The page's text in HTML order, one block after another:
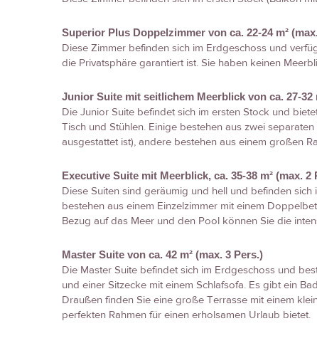
Superior Plus Doppelzimmer von ca. 22-24 m²
Diese Zimmer befinden sich im Erdgeschoss und
die Privatsphäre garantiert ist. Sie haben keinen
Junior Suite mit seitlichem Meerblick von ca. 27-32
Die Junior Suite befindet sich im ersten Stock und
Tisch und Stühlen. Einige bestehen aus zwei
ausgestattet ist), andere bestehen aus einem großen
Executive Suite mit Meerblick, ca. 35-38 m² (max. 2
Diese Suiten sind geräumig und hell und befinden
bestehen aus einem Einzelzimmer mit einem
Bezug auf das Meer und den Pool können Sie die
Master Suite von ca. 42 m² (max. 3 Pers.)
Die Master Suite befindet sich im Erdgeschoss und
und einer Sitzecke mit einem Schlafsofa. Es gibt ein
Draußen finden Sie eine große Terrasse mit einem
perfekten Rahmen für einen erholsamen Urlaub bietet.